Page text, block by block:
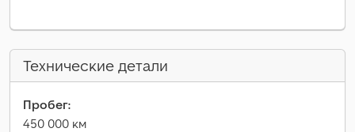
Технические детали
Пробег:
450 000 км